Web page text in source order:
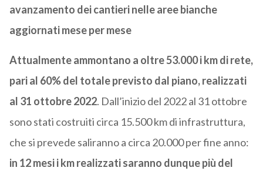
avanzamento dei cantieri nelle aree bianche
aggiornati mese per mese
Attualmente ammontano a oltre 53.000 i km di rete,
pari al 60% del totale previsto dal piano, realizzati
al 31 ottobre 2022. Dall’inizio del 2022 al 31 ottobre
sono stati costruiti circa 15.500 km di infrastruttura,
che si prevede saliranno a circa 20.000 per fine anno:
in 12 mesi i km realizzati saranno dunque più del